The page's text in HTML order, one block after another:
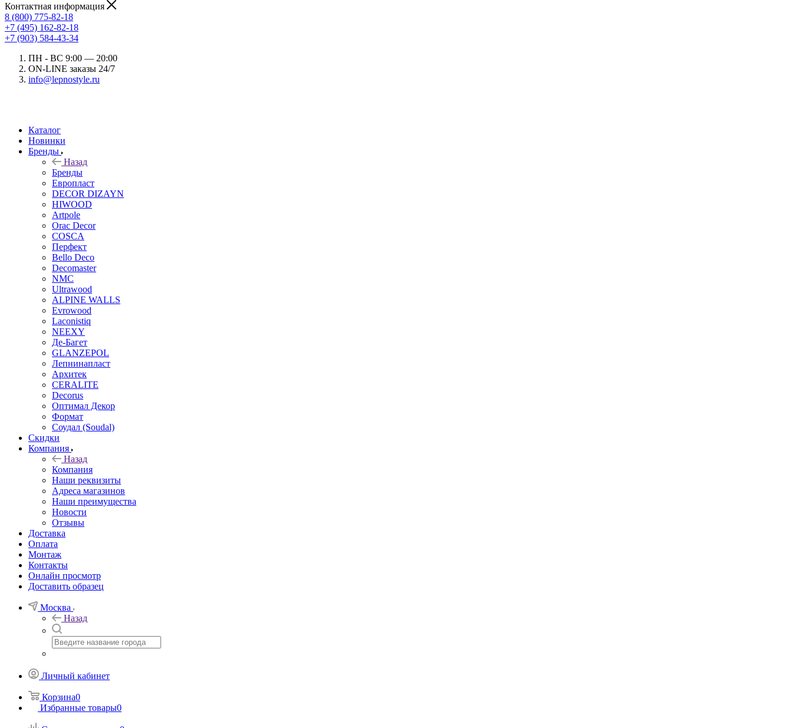
Контактная информация
8 (800) 775-82-18
+7 (495) 162-82-18
+7 (903) 584-43-34
ПН - ВС 9:00 — 20:00
ON-LINE заказы 24/7
info@lepnostyle.ru
Каталог
Новинки
Бренды
Назад
Бренды
Европласт
DECOR DIZAYN
HIWOOD
Artpole
Orac Decor
COSCA
Перфект
Bello Deco
Decomaster
NMС
Ultrawood
ALPINE WALLS
Evrowood
Laconistiq
NEEXY
Де-Багет
GLANZEPOL
Лепнинапласт
Архитек
CERALITE
Decorus
Оптимал Декор
Формат
Соудал (Soudal)
Скидки
Компания
Назад
Компания
Наши реквизиты
Адреса магазинов
Наши преимущества
Новости
Отзывы
Доставка
Оплата
Монтаж
Контакты
Онлайн просмотр
Доставить образец
Москва
Назад
Личный кабинет
Корзина0
Избранные товары0